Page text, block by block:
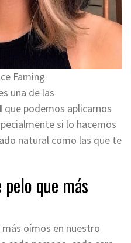
Faming
una de las
que podemos aplicarnos
si lo hacemos
natural como las que te
que más
más oímos en nuestro